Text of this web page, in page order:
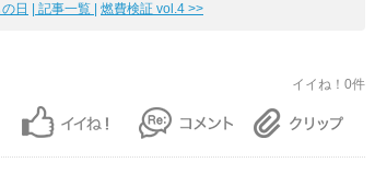
日 | 記事一覧 | 燃費検証 vol.4 >>
イイね！0件